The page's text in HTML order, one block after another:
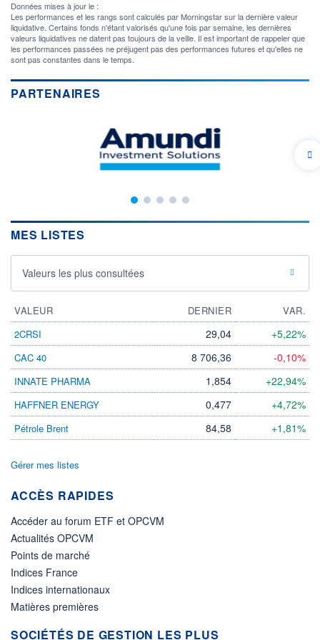
Données mises à jour le :
Les performances et les rangs sont calculés par Morningstar sur la dernière valeur
liquidative. Certains fonds n'étant valorisés qu'une fois par semaine, les dernières
valeurs liquidatives ne datent pas toujours de la veille. Il est important de rappeler que
les performances passées ne préjugent pas des performances futures et qu'elles ne
sont pas constantes dans le temps.
PARTENAIRES
MES LISTES
Valeurs les plus consultées
VALEUR DERNIER
VAR.
2CRSI
29,04 +5,22%
CAC 40 8 706,36 -0,10%
INNATE PHARMA 1,854 +22,94%
HAFFNER ENERGY 0,477 +4,72%
Pétrole Brent 84,58 +1,81%
Gérer mes listes
ACCÈS RAPIDES
Accéder au forum ETF et OPCVM
Actualités OPCVM
Points de marché
Indices France
Indices internationaux
Matières premières
SOCIÉTÉS DE GESTION LES PLUS